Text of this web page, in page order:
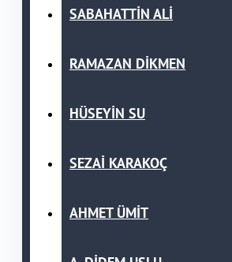
SABAHATTİN ALİ
RAMAZAN DİKMEN
HÜSEYİN SU
SEZAİ KARAKOÇ
AHMET ÜMİT